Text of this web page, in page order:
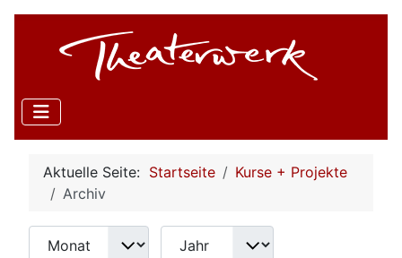
Aktuelle Seite: Startseite
Kurse + Projekte
Archiv
Filter
Monat Jahr